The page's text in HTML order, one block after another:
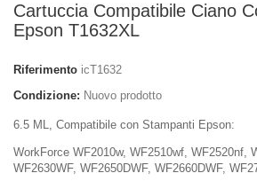
Cartuccia Compatibile Ciano
Epson T1632XL
Riferimento icT1632
Condizione: Nuovo prodotto
6.5 ML, Compatibile con Stampanti Epson:
WorkForce WF2010w, WF2510wf, WF2520nf,
WF2630WF, WF2650DWF, WF2660DWF,